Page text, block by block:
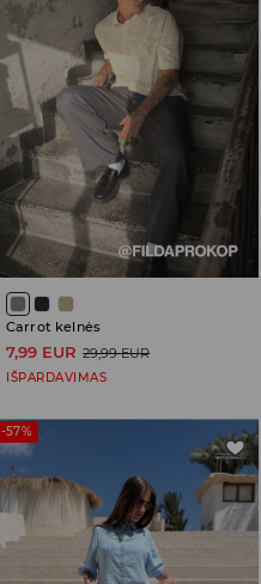
Carrot kelnės
7,99 EUR 29,99 EUR
IŠPARDAVIMAS
-57%